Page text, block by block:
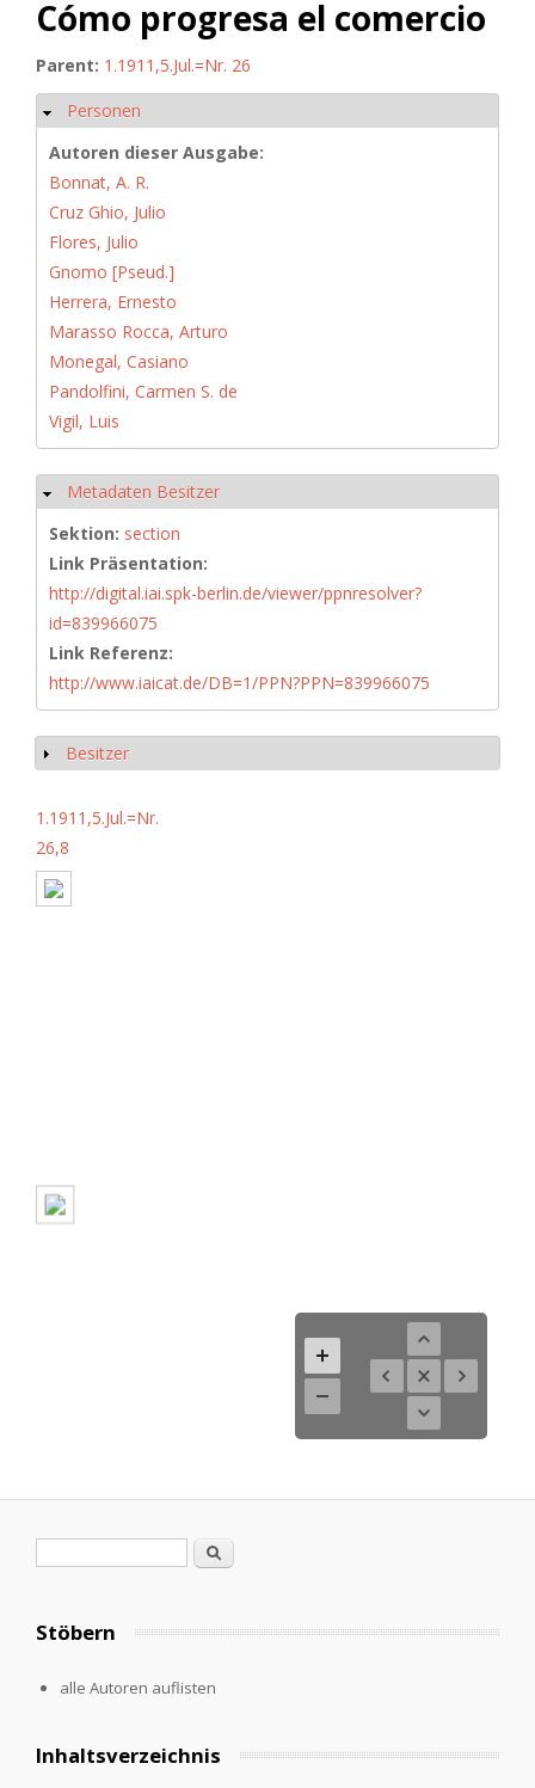
Cómo progresa el comercio
Parent: 1.1911,5.Jul.=Nr. 26
Ausblenden
Personen
Autoren dieser Ausgabe:
Bonnat, A. R.
Cruz Ghio, Julio
Flores, Julio
Gnomo [Pseud.]
Herrera, Ernesto
Marasso Rocca, Arturo
Monegal, Casiano
Pandolfini, Carmen S. de
Vigil, Luis
Ausblenden
Metadaten Besitzer
Sektion: section
Link Präsentation:
http://digital.iai.spk-berlin.de/viewer/ppnresolver?
id=839966075
Link Referenz:
http://www.iaicat.de/DB=1/PPN?PPN=839966075
Anzeigen
Besitzer
1.1911,5.Jul.=Nr.
26,8
Suche
Stöbern
alle Autoren auflisten
Inhaltsverzeichnis